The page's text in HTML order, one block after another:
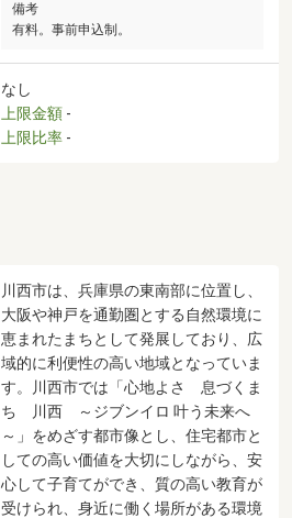
備考
有料。事前申込制。
なし
上限金額 -
上限比率 -
川西市は、兵庫県の東南部に位置し、
大阪や神戸を通勤圏とする自然環境に
恵まれたまちとして発展しており、広
域的に利便性の高い地域となっていま
す。川西市では「心地よさ 息づくま
ち 川西 ～ジブンイロ 叶う未来へ
～」をめざす都市像とし、住宅都市と
しての高い価値を大切にしながら、安
心して子育てができ、質の高い教育が
受けられ、身近に働く場所がある環境